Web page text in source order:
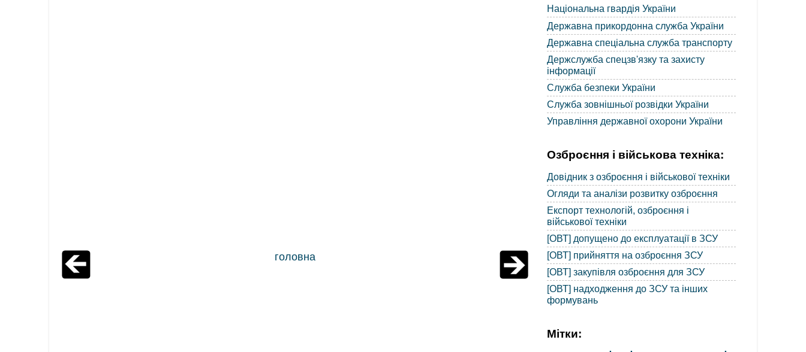
головна
Національна гвардія України
Державна прикордонна служба України
Державна спеціальна служба транспорту
Держслужба спецзв'язку та захисту
інформації
Служба безпеки України
Служба зовнішньої розвідки України
Управління державної охорони України
Озброєння і військова техніка:
Довідник з озброєння і військової техніки
Огляди та аналізи розвитку озброєння
Експорт технологій, озброєння і
військової техніки
[ОВТ] допущено до експлуатації в ЗСУ
[ОВТ] прийняття на озброєння ЗСУ
[ОВТ] закупівля озброєння для ЗСУ
[ОВТ] надходження до ЗСУ та інших
формувань
Мітки: